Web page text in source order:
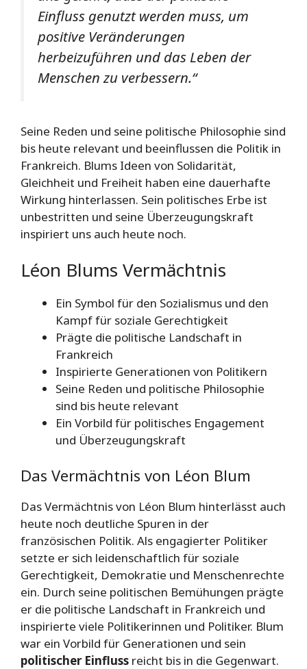
Einfluss genutzt werden muss, um
positive Veränderungen
herbeizuführen und das Leben der
Menschen zu verbessern.“
Seine Reden und seine politische Philosophie sind
bis heute relevant und beeinflussen die Politik in
Frankreich. Blums Ideen von Solidarität,
Gleichheit und Freiheit haben eine dauerhafte
Wirkung hinterlassen. Sein politisches Erbe ist
unbestritten und seine Überzeugungskraft
inspiriert uns auch heute noch.
Léon Blums Vermächtnis
Ein Symbol für den Sozialismus und den
Kampf für soziale Gerechtigkeit
Prägte die politische Landschaft in
Frankreich
Inspirierte Generationen von Politikern
Seine Reden und politische Philosophie
sind bis heute relevant
Ein Vorbild für politisches Engagement
und Überzeugungskraft
Das Vermächtnis von Léon Blum
Das Vermächtnis von Léon Blum hinterlässt auch
heute noch deutliche Spuren in der
französischen Politik. Als engagierter Politiker
setzte er sich leidenschaftlich für soziale
Gerechtigkeit, Demokratie und Menschenrechte
ein. Durch seine politischen Bemühungen prägte
er die politische Landschaft in Frankreich und
inspirierte viele Politikerinnen und Politiker. Blum
war ein Vorbild für Generationen und sein
politischer Einfluss reicht bis in die Gegenwart.